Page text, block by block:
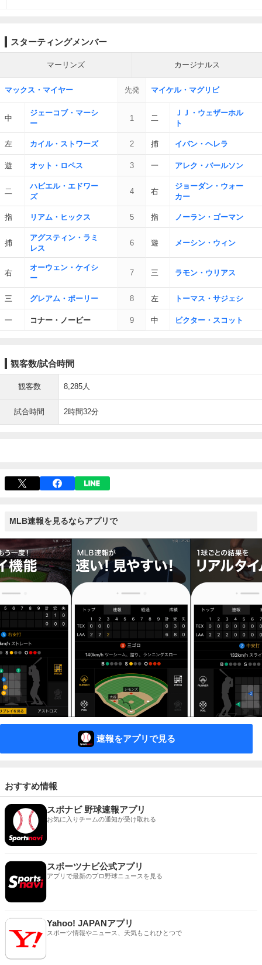
スターティングメンバー
マーリンズ カージナルス
マックス・マイヤー 先発 マイケル・マグリビ
中
ジェーコブ・マーシ
ー
1 二
ＪＪ・ウェザーホル
ト
左 カイル・ストワーズ 2 捕 イバン・ヘレラ
遊 オット・ロペス 3 一 アレク・バールソン
二
ハビエル・エドワー
ズ
4 右
ジョーダン・ウォー
カー
指 リアム・ヒックス 5 指 ノーラン・ゴーマン
捕
アグスティン・ラミ
レス
6 遊 メーシン・ウィン
右
オーウェン・ケイシ
ー
7 三 ラモン・ウリアス
三 グレアム・ポーリー 8 左 トーマス・サジェシ
一 コナー・ノービー 9 中 ビクター・スコット
観客数/試合時間
観客数 8,285人
試合時間 2時間32分
MLB速報を見るならアプリで
速報をアプリで見る
おすすめ情報
スポナビ 野球速報アプリ
お気に入りチームの通知が受け取れる
スポーツナビ公式アプリ
アプリで最新のプロ野球ニュースを見る
Yahoo! JAPANアプリ
スポーツ情報やニュース、天気もこれひとつで